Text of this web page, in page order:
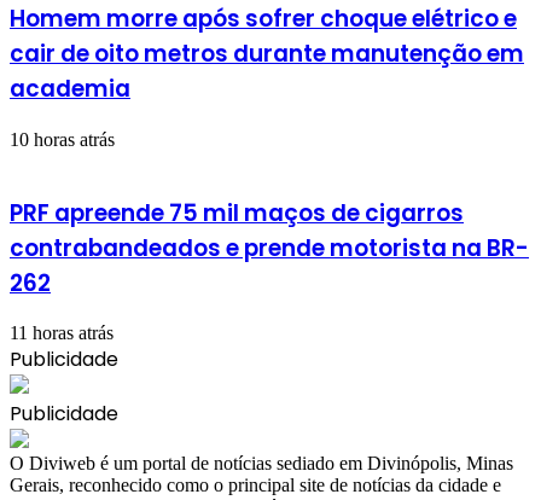
Homem morre após sofrer choque elétrico e
cair de oito metros durante manutenção em
academia
10 horas atrás
PRF apreende 75 mil maços de cigarros
contrabandeados e prende motorista na BR-
262
11 horas atrás
Publicidade
Publicidade
​O Diviweb é um portal de notícias sediado em Divinópolis, Minas
Gerais, reconhecido como o principal site de notícias da cidade e